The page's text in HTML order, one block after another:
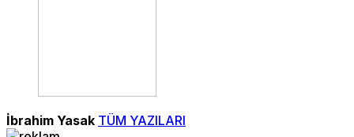
İbrahim Yasak TÜM YAZILARI